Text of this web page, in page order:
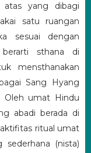
atas yang dibagi
satu ruangan
sesuai dengan
sthana di
mensthanakan
Sang Hyang
Oleh umat Hindu
abadi berada di
aktifitas ritual umat
sederhana (nista)